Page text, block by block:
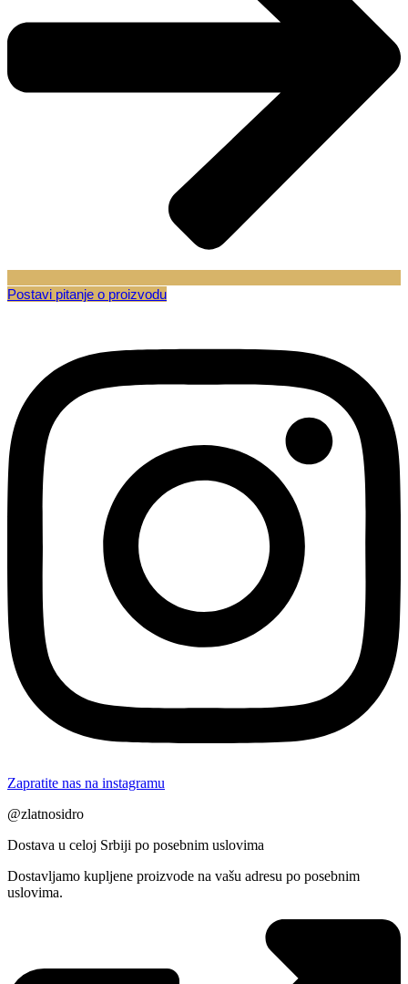
Postavi pitanje o proizvodu
Zapratite nas na instagramu
@zlatnosidro
Dostava u celoj Srbiji po posebnim uslovima
Dostavljamo kupljene proizvode na vašu adresu po posebnim
uslovima.